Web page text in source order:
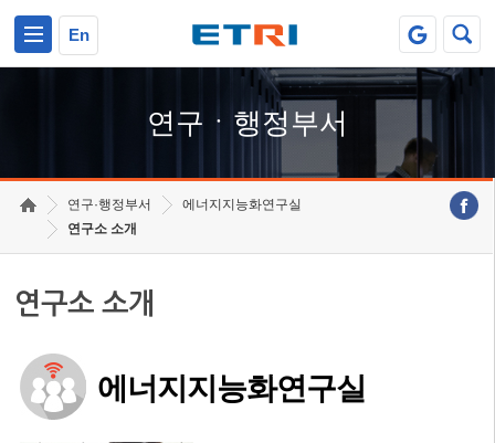
En
연구ㆍ행정부서
연구·행정부서
에너지지능화연구실
연구소 소개
연구소 소개
에너지지능화연구실